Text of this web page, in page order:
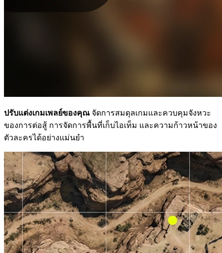
ปรับแต่งเกมเพลย์ของคุณ จัดการสมดุลเกมและควบคุมจังหวะ
ของการต่อสู้ การจัดการพื้นที่เก็บไอเท็ม และความก้าวหน้าของ
ตัวละครได้อย่างแม่นยำ